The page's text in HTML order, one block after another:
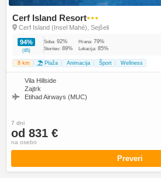
Cerf Island Resort●●●
Cerf Island (Insel Mahé), Sejšeli
94%
(85)
Soba: 92% Hrana: 79%
Storitev: 89% Lokacija: 85%
8 km Plaža Animacija Šport Wellness
Vila Hillside
Zajtrk
Etihad Airways (MUC)
7 dni
od 831 €
na osebo
Preveri